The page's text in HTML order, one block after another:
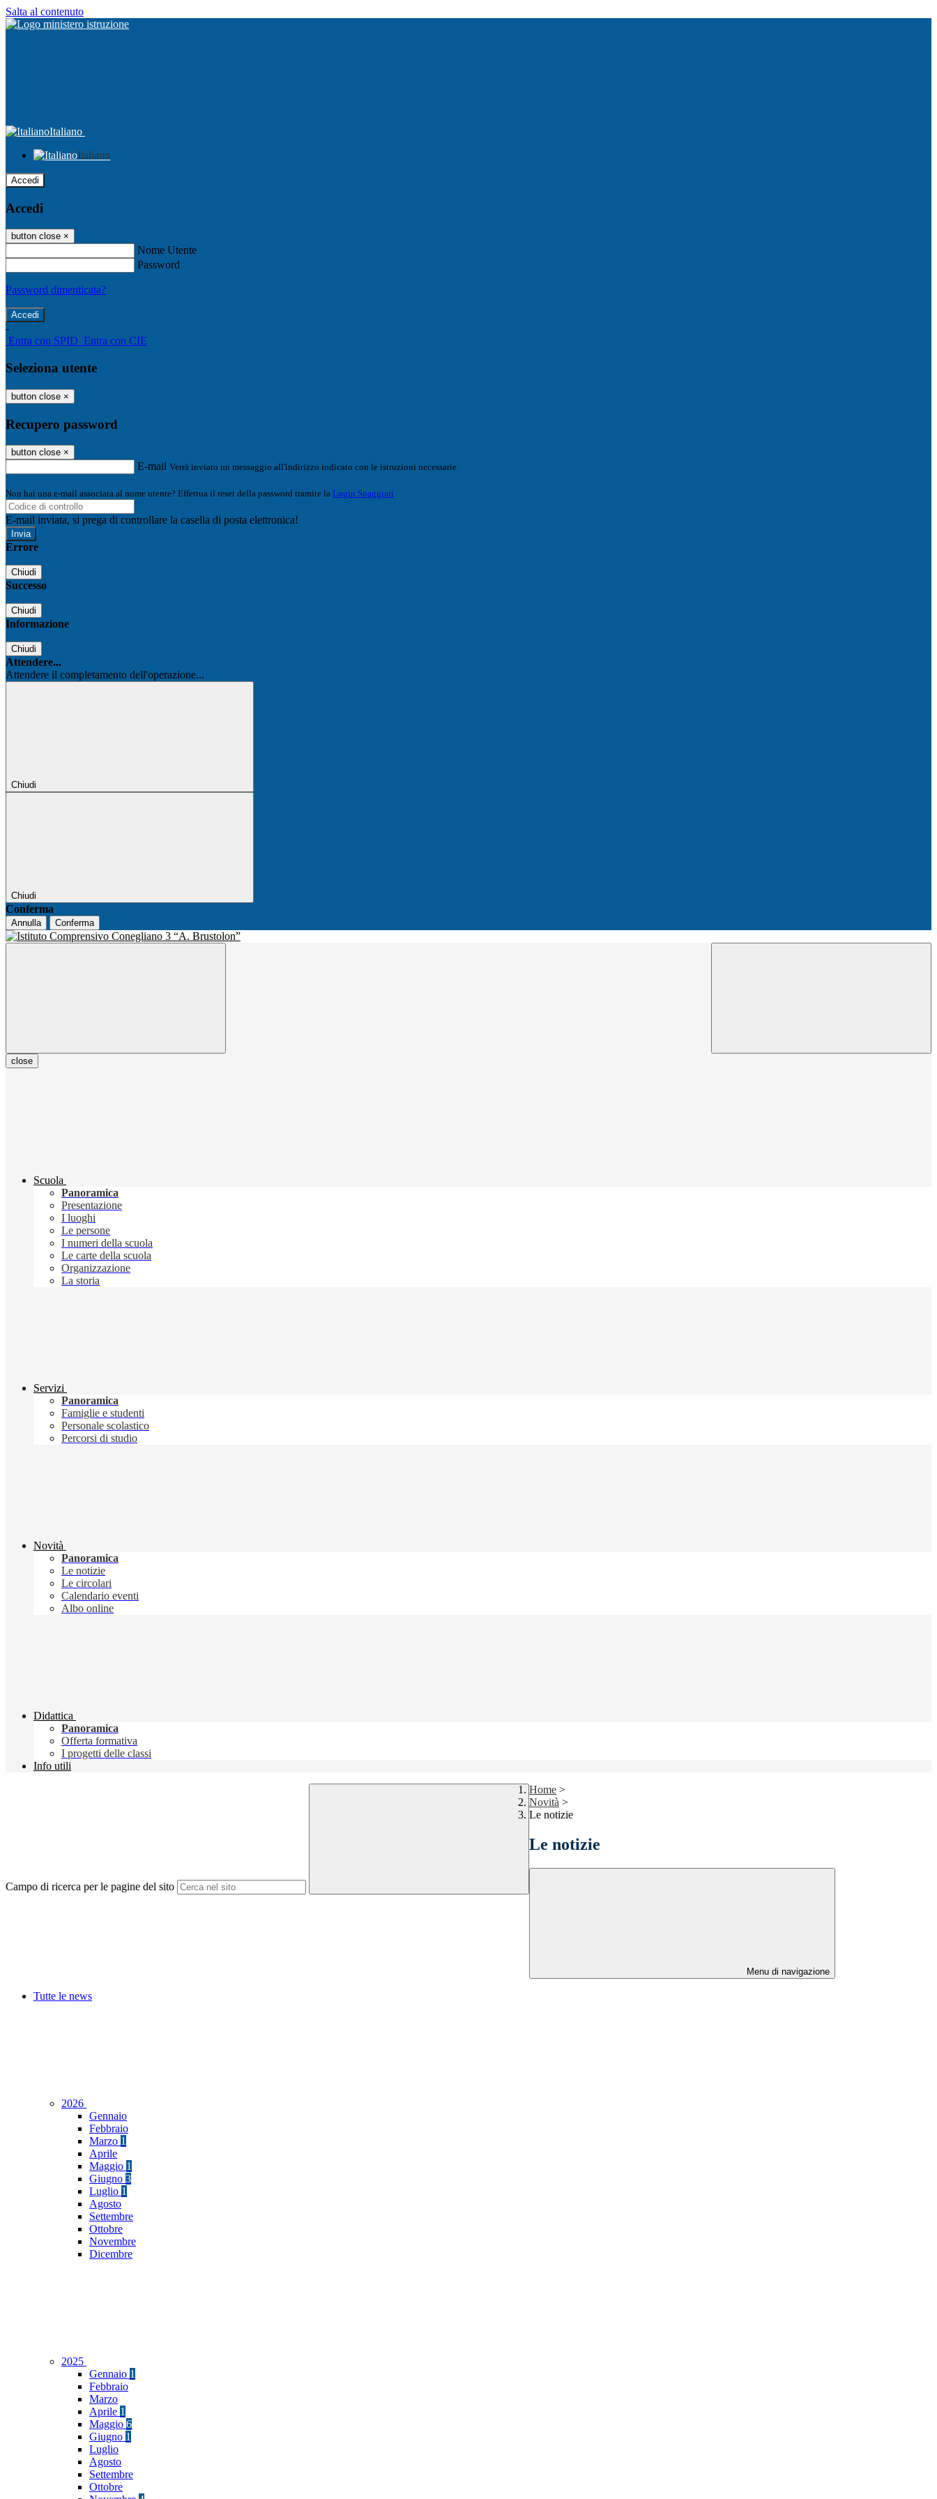
Salta al contenuto
Italiano
Italiano
Accedi
Accedi
button close ×
Nome Utente
Password
Password dimenticata?
-
Entra con SPID Entra con CIE
Seleziona utente
button close ×
Recupero password
button close ×
E-mail Verrà inviato un messaggio all'indirizzo indicato con le istruzioni necessarie.
Non hai una e-mail associata al nome utente? Effettua il reset della password tramite la Login Spaggiari
E-mail inviata, si prega di controllare la casella di posta elettronica!
Errore
Chiudi
Successo
Chiudi
Informazione
Chiudi
Attendere...
Attendere il completamento dell'operazione...
Chiudi
Chiudi
Conferma
Annulla Conferma
close
Scuola
Panoramica
Presentazione
I luoghi
Le persone
I numeri della scuola
Le carte della scuola
Organizzazione
La storia
Servizi
Panoramica
Famiglie e studenti
Personale scolastico
Percorsi di studio
Novità
Panoramica
Le notizie
Le circolari
Calendario eventi
Albo online
Didattica
Panoramica
Offerta formativa
I progetti delle classi
Info utili
Campo di ricerca per le pagine del sito
Home >
Novità >
Le notizie
Le notizie
Menu di navigazione
Tutte le news
2026
Gennaio
Febbraio
Marzo 1
Aprile
Maggio 1
Giugno 3
Luglio 1
Agosto
Settembre
Ottobre
Novembre
Dicembre
2025
Gennaio 1
Febbraio
Marzo
Aprile 1
Maggio 6
Giugno 1
Luglio
Agosto
Settembre
Ottobre